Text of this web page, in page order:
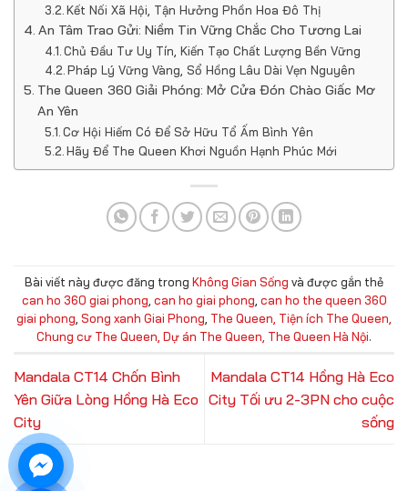
Kết Nối Xã Hội, Tận Hưởng Phồn Hoa Đô Thị
An Tâm Trao Gửi: Niềm Tin Vững Chắc Cho Tương Lai
Chủ Đầu Tư Uy Tín, Kiến Tạo Chất Lượng Bền Vững
Pháp Lý Vững Vàng, Sổ Hồng Lâu Dài Vẹn Nguyên
The Queen 360 Giải Phóng: Mở Cửa Đón Chào Giấc Mơ
An Yên
Cơ Hội Hiếm Có Để Sở Hữu Tổ Ấm Bình Yên
Hãy Để The Queen Khơi Nguồn Hạnh Phúc Mới
Bài viết này được đăng trong Không Gian Sống và được gắn thẻ
can ho 360 giai phong can ho giai phong can ho the queen 360
giai phong Song xanh Giai Phong The Queen, Tiện ích The Queen,
Chung cư The Queen, Dự án The Queen, The Queen Hà Nội.
Mandala CT14 Chốn Bình
Yên Giữa Lòng Hồng Hà Eco
City
Mandala CT14 Hồng Hà Eco
City Tối ưu 2-3PN cho cuộc
sống